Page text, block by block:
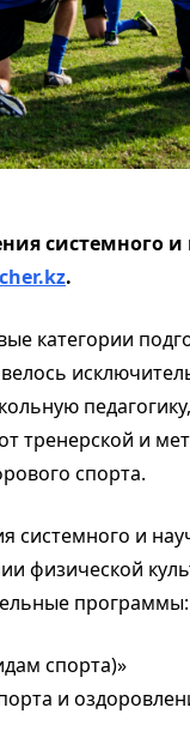
системного
.
категории
тренерской и
спорта.
системного и
физической
программы:
спорта)»
и